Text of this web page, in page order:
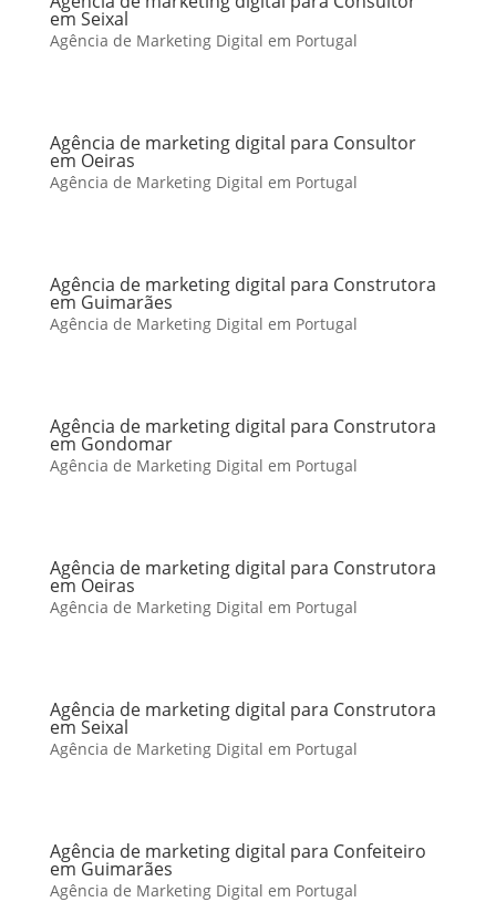
em Seixal
Agência de Marketing Digital em Portugal
Agência de marketing digital para Consultor
em Oeiras
Agência de Marketing Digital em Portugal
Agência de marketing digital para Construtora
em Guimarães
Agência de Marketing Digital em Portugal
Agência de marketing digital para Construtora
em Gondomar
Agência de Marketing Digital em Portugal
Agência de marketing digital para Construtora
em Oeiras
Agência de Marketing Digital em Portugal
Agência de marketing digital para Construtora
em Seixal
Agência de Marketing Digital em Portugal
Agência de marketing digital para Confeiteiro
em Guimarães
Agência de Marketing Digital em Portugal